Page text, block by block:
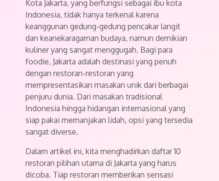
Kota Jakarta, yang berfungsi sebagai ibu kota
Indonesia, tidak hanya terkenal karena
keanggunan gedung-gedung pencakar langit
dan keanekaragaman budaya, namun demikian
kuliner yang sangat menggugah. Bagi para
foodie, Jakarta adalah destinasi yang penuh
dengan restoran-restoran yang
mempresentasikan masakan unik dari berbagai
penjuru dunia. Dari masakan tradisional
Indonesia hingga hidangan internasional yang
siap pakai memanjakan lidah, opsi yang tersedia
sangat diverse.
Dalam artikel ini, kita menghadirkan daftar 10
restoran pilihan utama di Jakarta yang harus
dicoba. Tiap restoran memberikan sensasi